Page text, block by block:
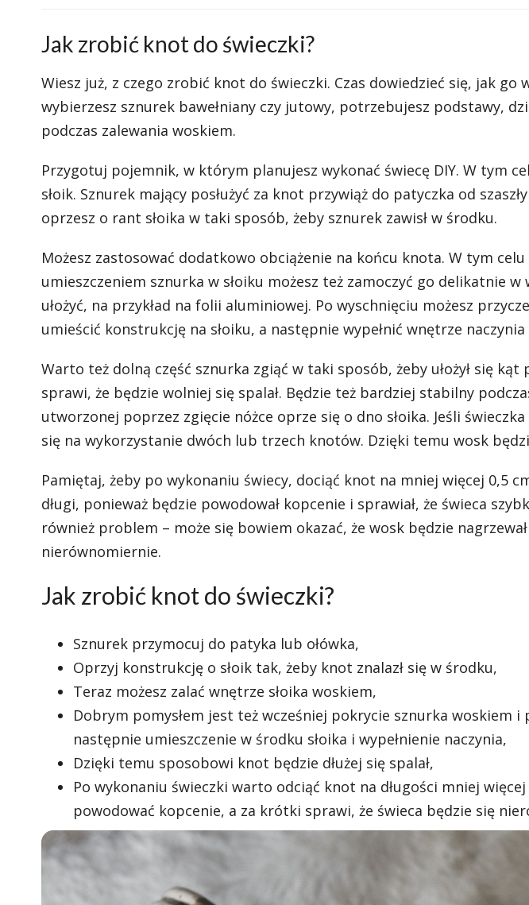
Jak zrobić knot do świeczki?
Wiesz już, z czego zrobić knot do świeczki. Czas dowiedzieć się, jak go
wybierzesz sznurek bawełniany czy jutowy, potrzebujesz podstawy,
podczas zalewania woskiem.
Przygotuj pojemnik, w którym planujesz wykonać świecę DIY. W tym
słoik. Sznurek mający posłużyć za knot przywiąż do patyczka od
oprzesz o rant słoika w taki sposób, żeby sznurek zawisł w środku.
Możesz zastosować dodatkowo obciążenie na końcu knota. W tym
umieszczeniem sznurka w słoiku możesz też zamoczyć go delikatnie
ułożyć, na przykład na folii aluminiowej. Po wyschnięciu możesz
umieścić konstrukcję na słoiku, a następnie wypełnić wnętrze
Warto też dolną część sznurka zgiąć w taki sposób, żeby ułożył się
sprawi, że będzie wolniej się spalał. Będzie też bardziej stabilny
utworzonej poprzez zgięcie nóżce oprze się o dno słoika. Jeśli
się na wykorzystanie dwóch lub trzech knotów. Dzięki temu wosk
Pamiętaj, żeby po wykonaniu świecy, dociąć knot na mniej więcej 0,5
długi, ponieważ będzie powodował kopcenie i sprawiał, że świeca
również problem – może się bowiem okazać, że wosk będzie
nierównomiernie.
Jak zrobić knot do świeczki?
Sznurek przymocuj do patyka lub ołówka,
Oprzyj konstrukcję o słoik tak, żeby knot znalazł się w środku,
Teraz możesz zalać wnętrze słoika woskiem,
Dobrym pomysłem jest też wcześniej pokrycie sznurka woskiem i
następnie umieszczenie w środku słoika i wypełnienie naczynia,
Dzięki temu sposobowi knot będzie dłużej się spalał,
Po wykonaniu świeczki warto odciąć knot na długości mniej
powodować kopcenie, a za krótki sprawi, że świeca będzie się